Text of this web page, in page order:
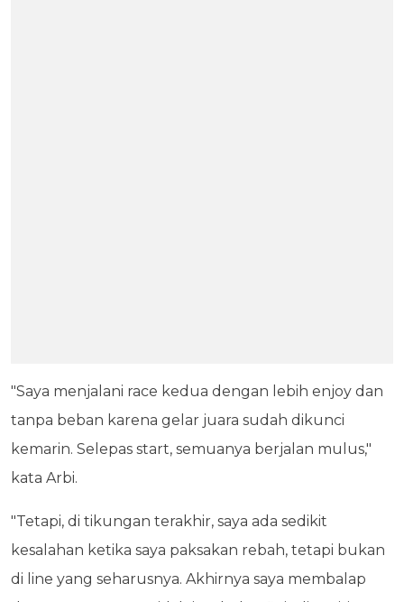
"Saya menjalani race kedua dengan lebih enjoy dan
tanpa beban karena gelar juara sudah dikunci
kemarin. Selepas start, semuanya berjalan mulus,"
kata Arbi.
"Tetapi, di tikungan terakhir, saya ada sedikit
kesalahan ketika saya paksakan rebah, tetapi bukan
di line yang seharusnya. Akhirnya saya membalap